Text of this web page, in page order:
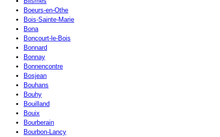
Boeurs-en-Othe
Bois-Sainte-Marie
Bona
Boncourt-le-Bois
Bonnard
Bonnay
Bonnencontre
Bosjean
Bouhans
Bouhy
Bouilland
Bouix
Bourberain
Bourbon-Lancy